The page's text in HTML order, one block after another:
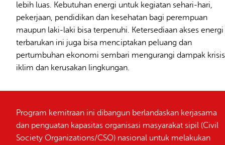
lebih luas. Kebutuhan energi untuk kegiatan sehari-hari,
pekerjaan, pendidikan dan kesehatan bagi perempuan
maupun laki-laki bisa terpenuhi. Ketersediaan akses energi
terbarukan ini juga bisa menciptakan peluang dan
pertumbuhan ekonomi sembari mengurangi dampak krisis
iklim dan kerusakan lingkungan.
Program kemitraan ini dibangun berlandaskan kerjasama
dan penguatan kapasitas organisasi masyarakat sipil (Civil
Society Organizations/CSO) nasional untuk melakukan